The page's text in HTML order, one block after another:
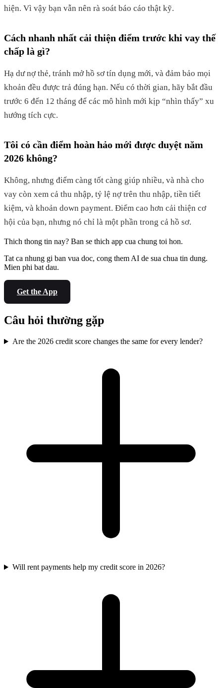
hiện. Vì vậy bạn vẫn nên rà soát báo cáo thật kỹ.
Cách nhanh nhất cải thiện điểm trước khi vay thế
chấp là gì?
Hạ dư nợ thẻ, tránh mở hồ sơ tín dụng mới, và đảm bảo mọi
khoản đều được trả đúng hạn. Nếu có thời gian, hãy bắt đầu
trước 6 đến 12 tháng để các mô hình mới kịp “nhìn thấy” xu
hướng tích cực.
Tôi có cần điểm hoàn hảo mới được duyệt năm
2026 không?
Không, nhưng điểm càng tốt càng giúp nhiều, và nhà cho
vay còn xem cả thu nhập, tỷ lệ nợ trên thu nhập, tiền tiết
kiệm, và khoản down payment. Điểm cao hơn cải thiện cơ
hội của bạn, nhưng nó chỉ là một phần trong cả hồ sơ.
Thich thong tin nay? Ban se thich app cua chung toi hon.
Tat ca nhung gi ban vua doc, cong them AI de sua chua tin dung.
Mien phi bat dau.
Get the App
Câu hỏi thường gặp
Are the 2026 credit score changes the same for every lender?
Will rent payments help my credit score in 2026?